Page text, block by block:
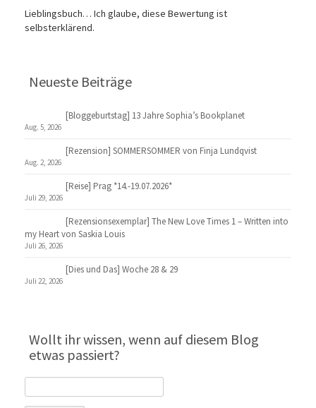
Lieblingsbuch… Ich glaube, diese Bewertung ist
selbsterklärend.
Neueste Beiträge
[Bloggeburtstag] 13 Jahre Sophia’s Bookplanet
Aug. 5, 2026
[Rezension] SOMMERSOMMER von Finja Lundqvist
Aug. 2, 2026
[Reise] Prag *14.-19.07.2026*
Juli 29, 2026
[Rezensionsexemplar] The New Love Times 1 – Written into
my Heart von Saskia Louis
Juli 26, 2026
[Dies und Das] Woche 28 & 29
Juli 22, 2026
Wollt ihr wissen, wenn auf diesem Blog
etwas passiert?